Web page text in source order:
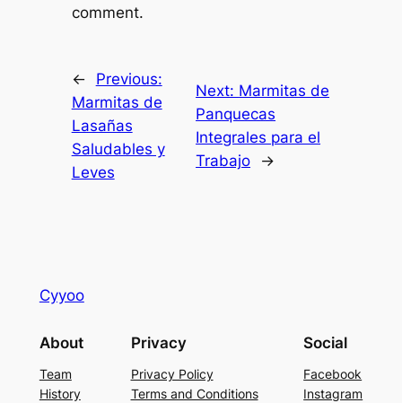
comment.
←
Previous:
Marmitas de
Lasañas
Saludables y
Leves
Next: Marmitas de
Panquecas
Integrales para el
Trabajo
→
Cyyoo
About
Team
History
Privacy
Privacy Policy
Terms and Conditions
Social
Facebook
Instagram